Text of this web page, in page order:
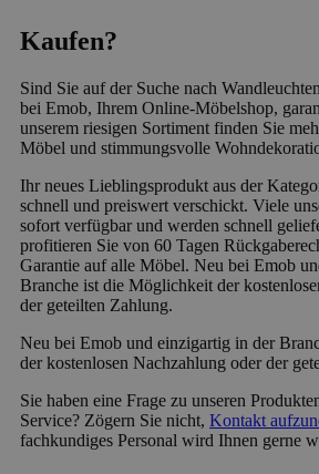
Kaufen?
Sind Sie auf der Suche nach
bei Emob, Ihrem Online-Möbelshop,
unserem riesigen Sortiment finden Sie
Möbel und stimmungsvolle
Ihr neues Lieblingsprodukt aus der
schnell und preiswert verschickt. Viele
sofort verfügbar und werden schnell
profitieren Sie von 60 Tagen
Garantie auf alle Möbel. Neu bei Emob
Branche ist die Möglichkeit der
der geteilten Zahlung.
Neu bei Emob und einzigartig in der
der kostenlosen Nachzahlung oder der
Sie haben eine Frage zu unseren
Service? Zögern Sie nicht, Kontakt
fachkundiges Personal wird Ihnen gerne